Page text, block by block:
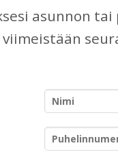
asunnon